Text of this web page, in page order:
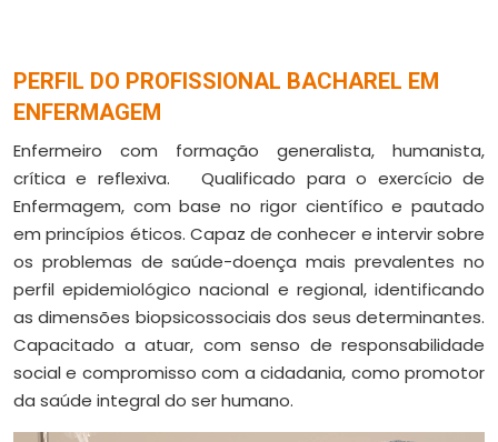
PERFIL DO PROFISSIONAL BACHAREL EM
ENFERMAGEM
Enfermeiro com formação generalista, humanista,
crítica e reflexiva. Qualificado para o exercício de
Enfermagem, com base no rigor científico e pautado
em princípios éticos. Capaz de conhecer e intervir sobre
os problemas de saúde-doença mais prevalentes no
perfil epidemiológico nacional e regional, identificando
as dimensões biopsicossociais dos seus determinantes.
Capacitado a atuar, com senso de responsabilidade
social e compromisso com a cidadania, como promotor
da saúde integral do ser humano.